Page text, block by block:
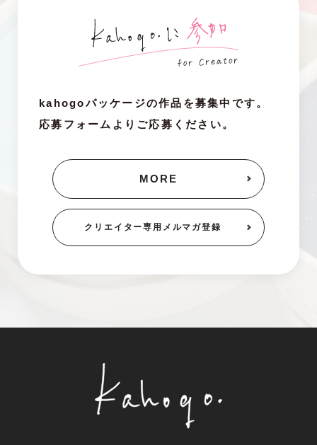
kahogoパッケージの作品を募集中です。
応募フォームよりご応募ください。
MORE
クリエイター専用 メルマガ登録